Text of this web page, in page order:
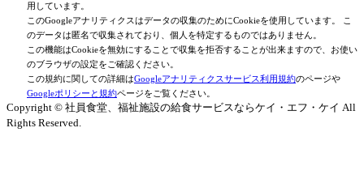
用しています。
このGoogleアナリティクスはデータの収集のためにCookieを使用しています。 こ
のデータは匿名で収集されており、個人を特定するものではありません。
この機能はCookieを無効にすることで収集を拒否することが出来ますので、お使い
のブラウザの設定をご確認ください。
この規約に関しての詳細はGoogleアナリティクスサービス利用規約のページや
Googleポリシーと規約ページをご覧ください。
Copyright © 社員食堂、福祉施設の給食サービスならケイ・エフ・ケイ All
Rights Reserved.